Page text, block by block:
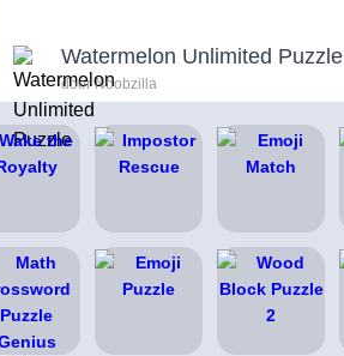
Watermelon Unlimited Puzzle
door Noobzilla